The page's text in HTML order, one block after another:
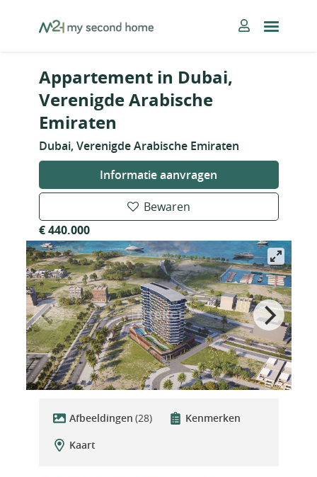
MySecondHome
Appartement in Dubai,
Verenigde Arabische
Emiraten
Dubai, Verenigde Arabische Emiraten
Informatie aanvragen
Bewaren
€ 440.000
Afbeeldingen (28)
Kenmerken
Kaart